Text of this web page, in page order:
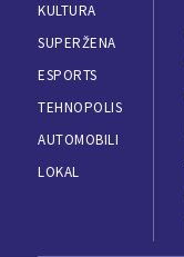
KULTURA
SUPERŽENA
ESPORTS
TEHNOPOLIS
AUTOMOBILI
LOKAL